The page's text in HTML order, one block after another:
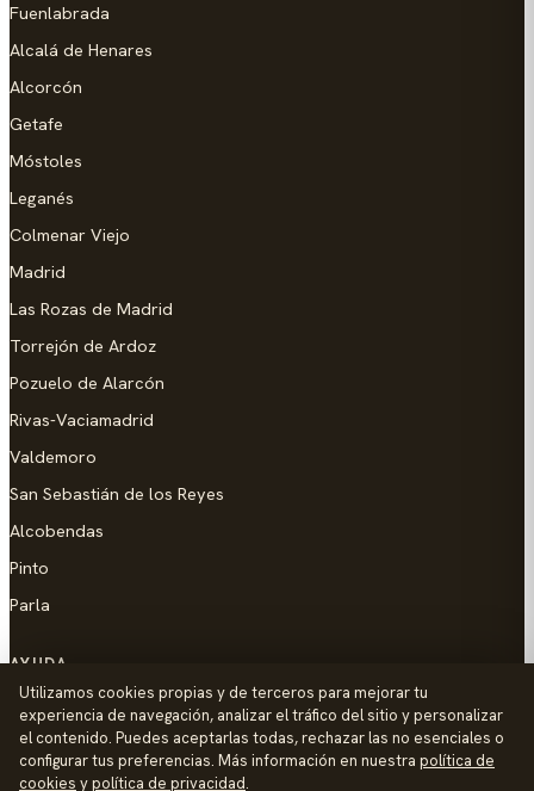
Fuenlabrada
Alcalá de Henares
Alcorcón
Getafe
Móstoles
Leganés
Colmenar Viejo
Madrid
Las Rozas de Madrid
Torrejón de Ardoz
Pozuelo de Alarcón
Rivas-Vaciamadrid
Valdemoro
San Sebastián de los Reyes
Alcobendas
Pinto
Parla
AYUDA
Añadir empresa
Contacto
Política de Privacidad
Utilizamos cookies propias y de terceros para mejorar tu
experiencia de navegación, analizar el tráfico del sitio y personalizar
el contenido. Puedes aceptarlas todas, rechazar las no esenciales o
configurar tus preferencias. Más información en nuestra política de
cookies ypolítica de privacidad.